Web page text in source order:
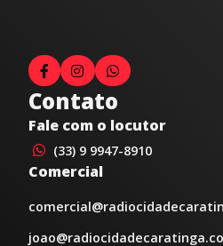
Contato
Fale com o locutor
(33) 9 9947-8910
Comercial